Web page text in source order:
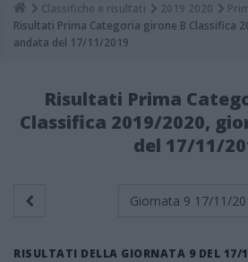
Breadcrumb
Classifiche e risultati 2019 2020
Risultati Prima Categoria girone B Classifica
andata del 17/11/2019
Risultati Prima
Classifica 2019/2020,
del 17/11/
Giornata 9 17/11/
RISULTATI DELLA GIORNATA 9 DEL 17/